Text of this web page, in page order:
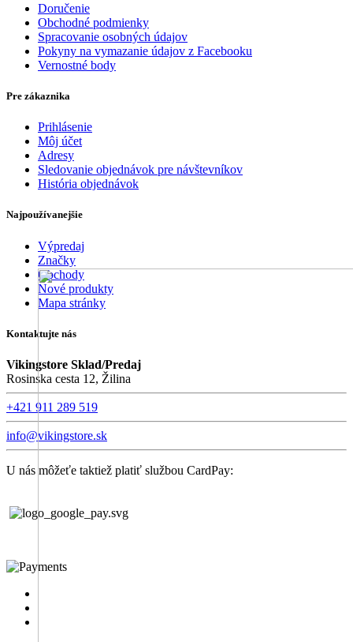
Doručenie
Obchodné podmienky
Spracovanie osobných údajov
Pokyny na vymazanie údajov z Facebooku
Vernostné body
Pre zákaznika
Prihlásenie
Môj účet
Adresy
Sledovanie objednávok pre návštevníkov
História objednávok
Najpoužívanejšie
Výpredaj
Značky
Obchody
Nové produkty
Mapa stránky
Kontaktujte nás
Vikingstore Sklad/Predaj
Rosinska cesta 12, Žilina
+421 911 289 519
info@vikingstore.sk
U nás môžeťe taktiež platiť službou CardPay: